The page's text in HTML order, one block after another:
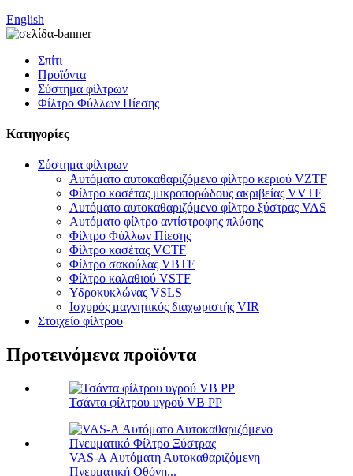
English
Σπίτι
Προϊόντα
Σύστημα φίλτρων
Φίλτρο Φύλλων Πίεσης
Κατηγορίες
Σύστημα φίλτρων
Αυτόματο αυτοκαθαριζόμενο φίλτρο κεριού VZTF
Φίλτρο κασέτας μικροπορώδους ακριβείας VVTF
Αυτόματο αυτοκαθαριζόμενο φίλτρο ξύστρας VAS
Αυτόματο φίλτρο αντίστροφης πλύσης
Φίλτρο Φύλλων Πίεσης
Φίλτρο κασέτας VCTF
Φίλτρο σακούλας VBTF
Φίλτρο καλαθιού VSTF
Υδροκυκλώνας VSLS
Ισχυρός μαγνητικός διαχωριστής VIR
Στοιχείο φίλτρου
Προτεινόμενα προϊόντα
Τσάντα φίλτρου υγρού VB PP
VAS-A Αυτόματη Αυτοκαθαριζόμενη
Πνευματική Οθόνη...